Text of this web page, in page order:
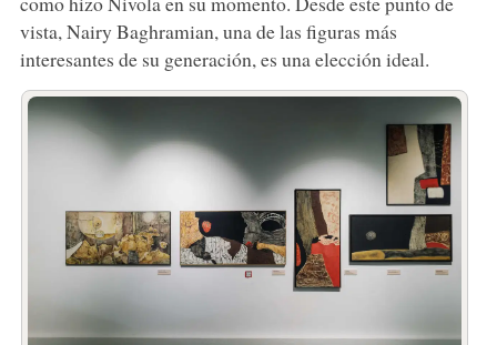
vista, Nairy Baghramian, una de las figuras más
interesantes de su generación, es una elección ideal.